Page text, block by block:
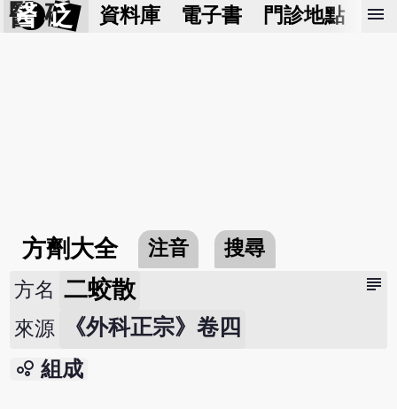
醫 砭 資料庫 電子書 門診地點 預
menu
方劑大全 注音 搜尋
subject
方名 二蛟散
來源 《外科正宗》卷四
bubble_chart 組成